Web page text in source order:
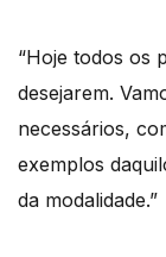
“Hoje todos os
desejarem.
necessários,
exemplos
da modalidade.”